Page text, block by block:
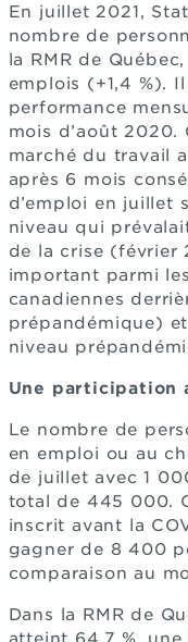
En juillet 2021,
nombre de
la RMR de
emplois (+1,4 %).
performance
mois d’août 2020.
marché du travail
après 6 mois
d’emploi en juillet
niveau qui
de la crise (février
important parmi
canadiennes
prépandémique)
niveau
Une participation
Le nombre de
en emploi ou au
de juillet avec 1
total de 445 000.
inscrit avant la
gagner de 8 400
comparaison au
Dans la RMR de